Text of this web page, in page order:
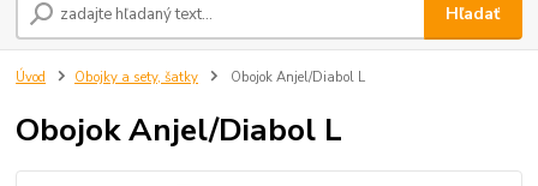
Hľadať
Úvod Obojky a sety, šatky Obojok Anjel/Diabol L
Obojok Anjel/Diabol L